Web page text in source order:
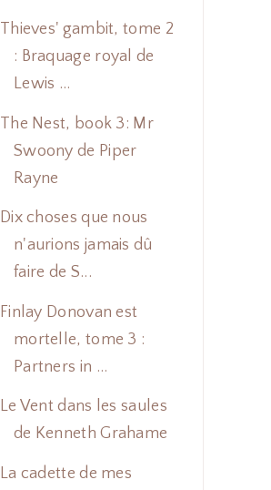
Thieves' gambit, tome 2
: Braquage royal de
Lewis ...
The Nest, book 3: Mr
Swoony de Piper
Rayne
Dix choses que nous
n'aurions jamais dû
faire de S...
Finlay Donovan est
mortelle, tome 3 :
Partners in ...
Le Vent dans les saules
de Kenneth Grahame
La cadette de mes